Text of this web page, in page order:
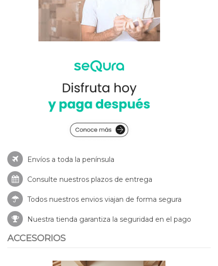
Envíos a toda la península
Consulte nuestros plazos de entrega
Todos nuestros envios viajan de forma segura
Nuestra tienda garantiza la seguridad en el pago
ACCESORIOS